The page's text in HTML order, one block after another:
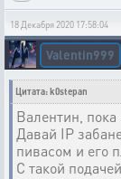
18 Декабря 2020 17:58:04
Valentin999
Цитата: k0stepan
Валентин,
Давай IP
пивасом и его
С такой